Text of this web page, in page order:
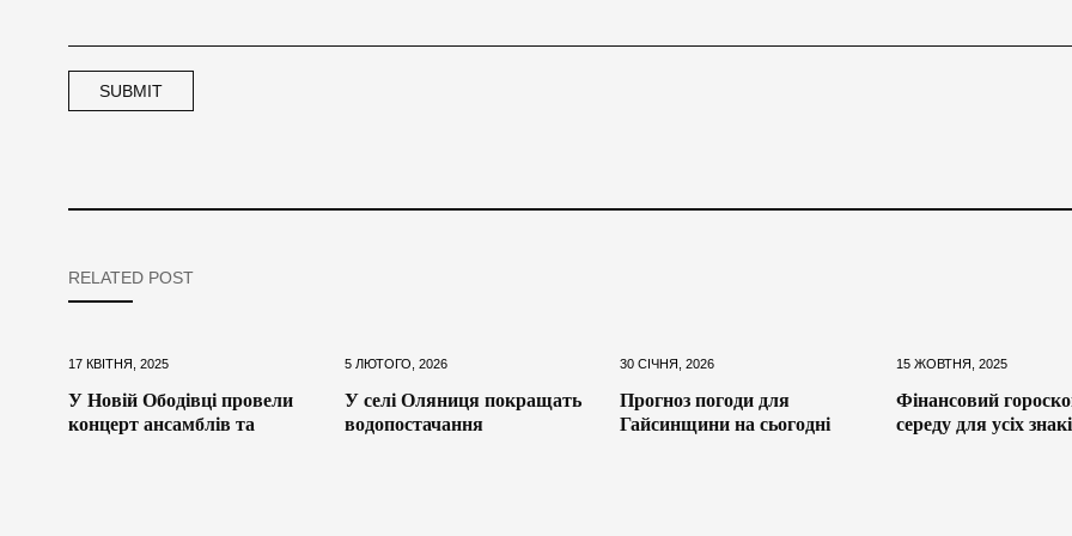
RELATED POST
17 КВІТНЯ, 2025
У Новій Ободівці провели
концерт ансамблів та
5 ЛЮТОГО, 2026
У селі Оляниця покращать
водопостачання
30 СІЧНЯ, 2026
Прогноз погоди для
Гайсинщини на сьогодні
15 ЖОВТНЯ, 2025
Фінансовий
середу для усіх